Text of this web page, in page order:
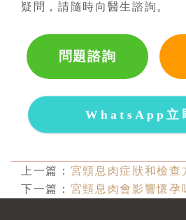
疑問，請隨時向醫生諮詢。
問題諮詢
WhatsApp立
上一篇： 宮頸息肉症狀和檢查
下一篇： 宮頸息肉會影響懷孕